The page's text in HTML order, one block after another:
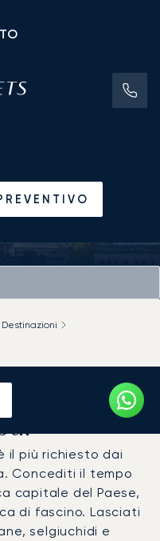
Destinazioni
Privato da
il più richiesto dai
Concediti il tempo
capitale del Paese,
di fascino. Lasciati
selgiuchidi e